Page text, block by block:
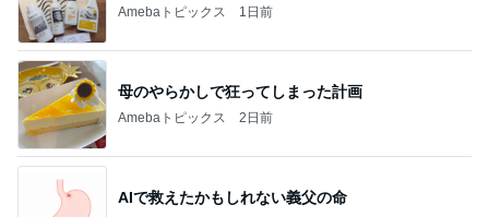
Amebaトピックス 1日前
母のやらかしで狂ってしまった計画
Amebaトピックス 2日前
AIで救えたかもしれない義父の命